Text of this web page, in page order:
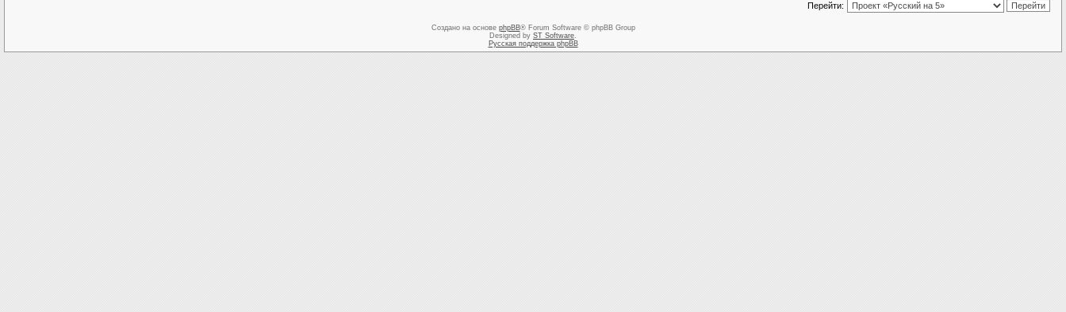
Перейти:
Создано на основе phpBB® Forum Software © phpBB Group
Designed by ST Software.
Русская поддержка phpBB